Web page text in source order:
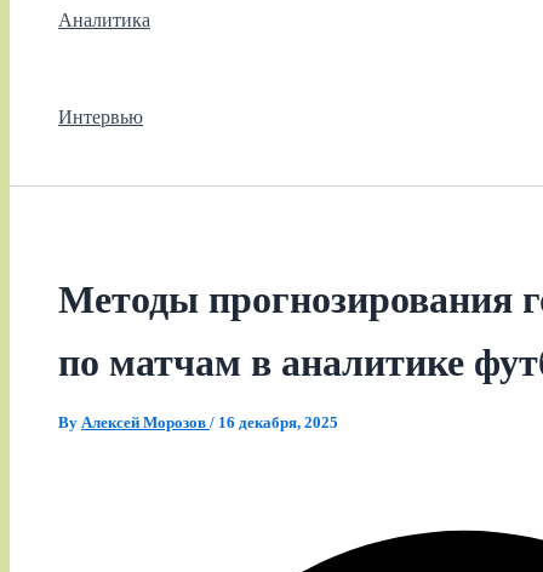
Аналитика
Интервью
Методы прогнозирования
по матчам в аналитике
By Алексей Морозов / 16 декабря, 2025